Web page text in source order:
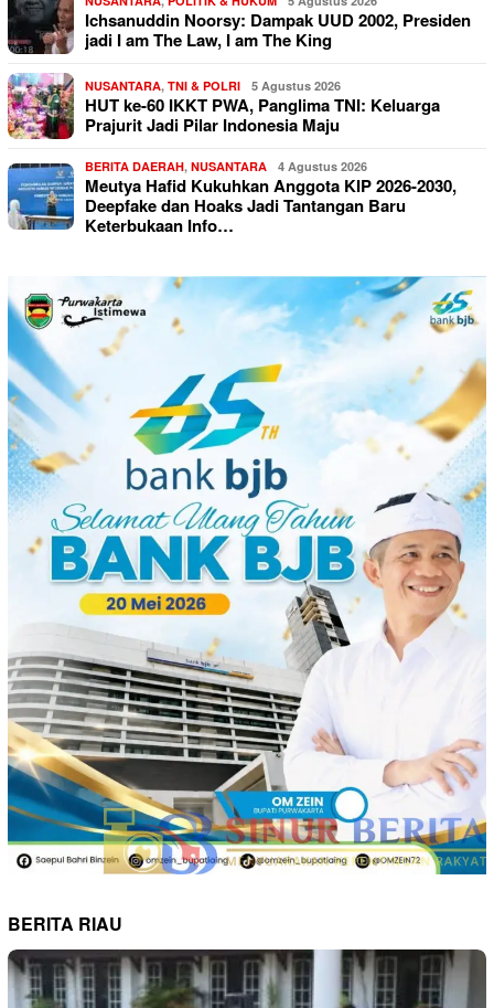
Ichsanuddin Noorsy: Dampak UUD 2002, Presiden
jadi I am The Law, I am The King
NUSANTARA, TNI & POLRI 5 Agustus 2026
HUT ke-60 IKKT PWA, Panglima TNI: Keluarga
Prajurit Jadi Pilar Indonesia Maju
BERITA DAERAH, NUSANTARA 4 Agustus 2026
Meutya Hafid Kukuhkan Anggota KIP 2026-2030,
Deepfake dan Hoaks Jadi Tantangan Baru
Keterbukaan Info…
BERITA RIAU